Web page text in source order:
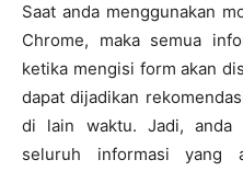
Saat anda menggunakan
Chrome, maka semua
ketika mengisi form akan
dapat dijadikan
di lain waktu. Jadi, anda
seluruh informasi yang